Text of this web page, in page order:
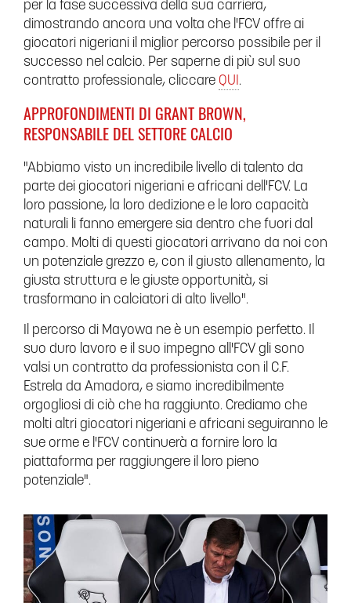
per la fase successiva della sua carriera,
dimostrando ancora una volta che l'FCV offre ai
giocatori nigeriani il miglior percorso possibile per il
successo nel calcio. Per saperne di più sul suo
contratto professionale, cliccare QUI.
APPROFONDIMENTI DI GRANT BROWN,
RESPONSABILE DEL SETTORE CALCIO
"Abbiamo visto un incredibile livello di talento da
parte dei giocatori nigeriani e africani dell'FCV. La
loro passione, la loro dedizione e le loro capacità
naturali li fanno emergere sia dentro che fuori dal
campo. Molti di questi giocatori arrivano da noi con
un potenziale grezzo e, con il giusto allenamento, la
giusta struttura e le giuste opportunità, si
trasformano in calciatori di alto livello".
Il percorso di Mayowa ne è un esempio perfetto. Il
suo duro lavoro e il suo impegno all'FCV gli sono
valsi un contratto da professionista con il C.F.
Estrela da Amadora, e siamo incredibilmente
orgogliosi di ciò che ha raggiunto. Crediamo che
molti altri giocatori nigeriani e africani seguiranno le
sue orme e l'FCV continuerà a fornire loro la
piattaforma per raggiungere il loro pieno
potenziale".